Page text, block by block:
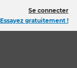
Se connecter
Essayez gratuitement !